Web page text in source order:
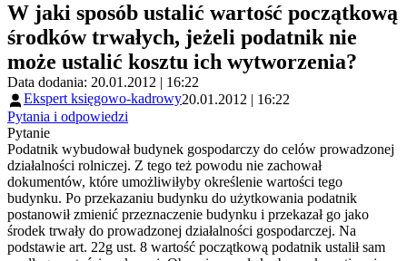
W jaki sposób ustalić wartość początkową
środków trwałych, jeżeli podatnik nie
może ustalić kosztu ich wytworzenia?
Data dodania: 20.01.2012 | 16:22
Ekspert księgowo-kadrowy20.01.2012 | 16:22
Pytania i odpowiedzi
Pytanie
Podatnik wybudował budynek gospodarczy do celów prowadzonej
działalności rolniczej. Z tego też powodu nie zachował
dokumentów, które umożliwiłyby określenie wartości tego
budynku. Po przekazaniu budynku do użytkowania podatnik
postanowił zmienić przeznaczenie budynku i przekazał go jako
środek trwały do prowadzonej działalności gospodarczej. Na
podstawie art. 22g ust. 8 wartość początkową podatnik ustalił sam